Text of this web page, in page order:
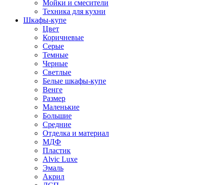
Мойки и смесители
Техника для кухни
Шкафы-купе
Цвет
Коричневые
Серые
Темные
Черные
Светлые
Белые шкафы-купе
Венге
Размер
Маленькие
Большие
Средние
Отделка и материал
МДФ
Пластик
Alvic Luxe
Эмаль
Акрил